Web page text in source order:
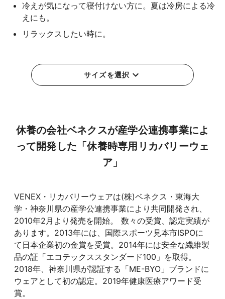
冷えが気になって寝付けない方に。夏は冷房による冷
えにも。
リラックスしたい時に。
サイズを選択
休養の会社ベネクスが産学公連携事業によ
って開発した「休養時専用リカバリーウェ
ア」
VENEX・リカバリーウェアは(株)ベネクス・東海大
学・神奈川県の産学公連携事業により共同開発され、
2010年2月より発売を開始。 数々の受賞、認定実績が
あります。2013年には、国際スポーツ見本市ISPOに
て日本企業初の金賞を受賞。2014年には安全な繊維製
品の証「エコテックススタンダード100」を取得。
2018年、神奈川県が認証する「ME-BYO」ブランドに
ウェアとして初の認定。2019年健康医療アワード受
賞。